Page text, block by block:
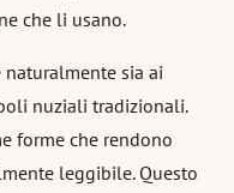
che li usano.
sia ai
nuziali tradizionali.
forme che rendono
leggibile. Questo